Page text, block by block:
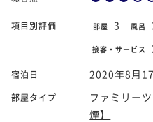
項目別評価 部屋 3 風呂
接客・サービス
宿泊日 2020年8月
部屋タイプ
ファミリー
煙】